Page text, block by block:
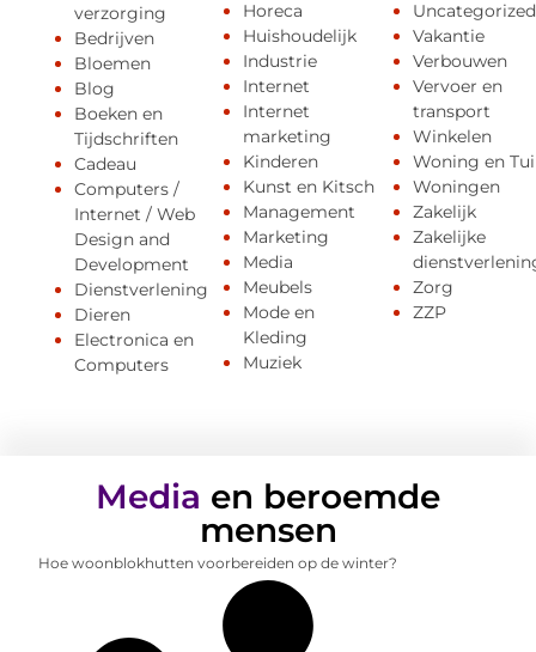
verzorging
Bedrijven
Bloemen
Blog
Boeken en
Tijdschriften
Cadeau
Computers /
Internet / Web
Design and
Development
Dienstverlening
Dieren
Electronica en
Computers
Horeca
Huishoudelijk
Industrie
Internet
Internet
marketing
Kinderen
Kunst en Kitsch
Management
Marketing
Media
Meubels
Mode en
Kleding
Muziek
Uncategorized
Vakantie
Verbouwen
Vervoer en
transport
Winkelen
Woning en
Woningen
Zakelijk
Zakelijke
Zorg
ZZP
Media en beroemde
mensen
Hoe woonblokhutten voorbereiden op de winter?